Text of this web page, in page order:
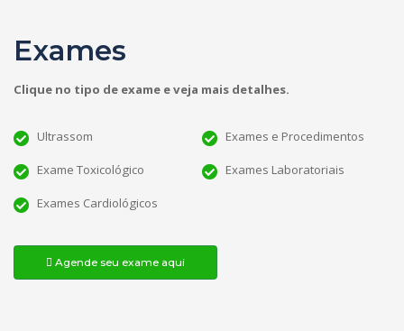
Exames
Clique no tipo de exame e veja mais detalhes.
Ultrassom Exames e Procedimentos
Exame Toxicológico Exames Laboratoriais
Exames Cardiológicos
Agende seu exame aqui